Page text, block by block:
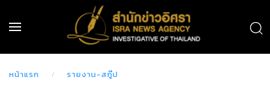
หน้าแรก รายงาน-สกู๊ป